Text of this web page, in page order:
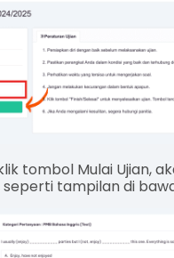
tombol Mulai Ujian,
seperti tampilan di